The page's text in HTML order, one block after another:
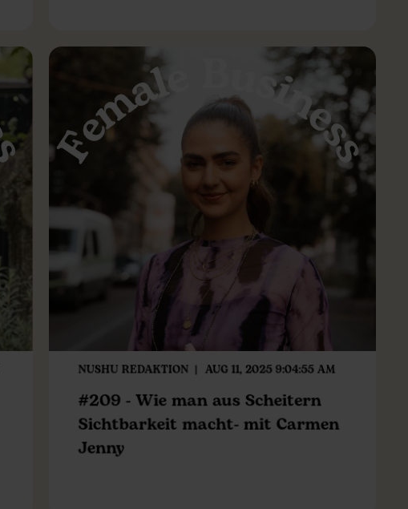
NUSHU REDAKTION AUG 11, 2025 9:04:55 AM
#209 - Wie man aus Scheitern
Sichtbarkeit macht- mit Carmen
Jenny